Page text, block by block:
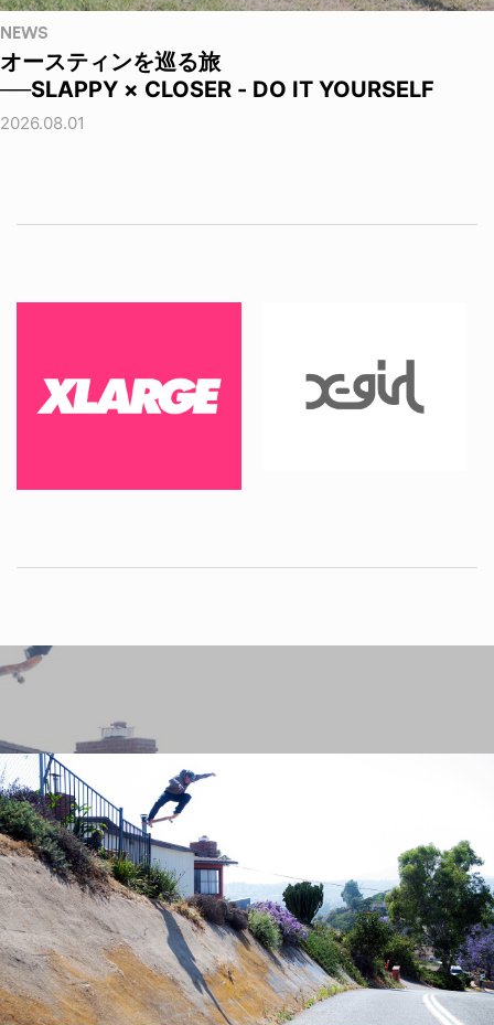
NEWS
オースティンを巡る旅
──SLAPPY × CLOSER - DO IT YOURSELF
2026.08.01